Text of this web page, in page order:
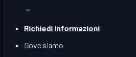
Richiedi informazioni
Dove siamo